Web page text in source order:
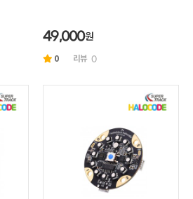
49,000원
0 리뷰 0